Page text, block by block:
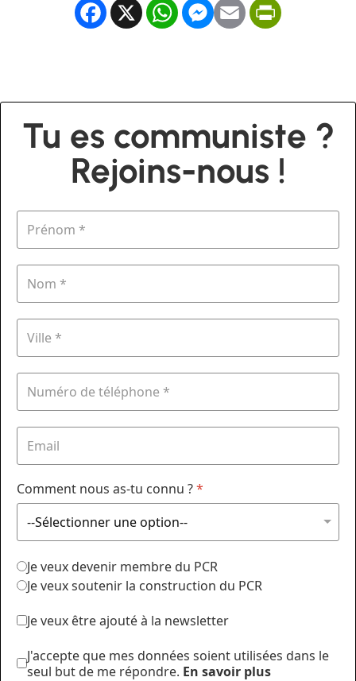
Facebook
X WhatsApp
Messenger
Email
Tu es communiste ?
Rejoins-nous !
Comment nous as-tu connu ?*
Je veux devenir membre du PCR
Je veux soutenir la construction du PCR
Je veux être ajouté à la newsletter
J'accepte que mes données soient utilisées dans le
seul but de me répondre. En savoir plus